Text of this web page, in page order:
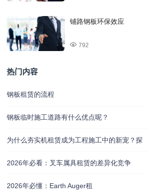
铺路钢板环保效应
792
热门内容
钢板租赁的流程
钢板临时施工道路有什么优点呢？
为什么夯实机租赁成为工程施工中的新宠？探
2026年必看：叉车属具租赁的差异化竞争
2026年必懂：Earth Auger租